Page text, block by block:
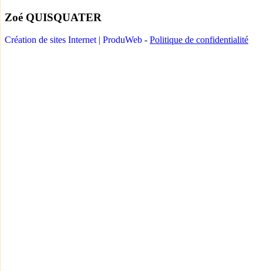
Zoé QUISQUATER
Création de sites Internet | ProduWeb - Politique de confidentialité